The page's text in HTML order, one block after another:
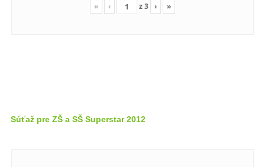
« ‹ z3 › »
Súťaž pre ZŠ a SŠ Superstar 2012